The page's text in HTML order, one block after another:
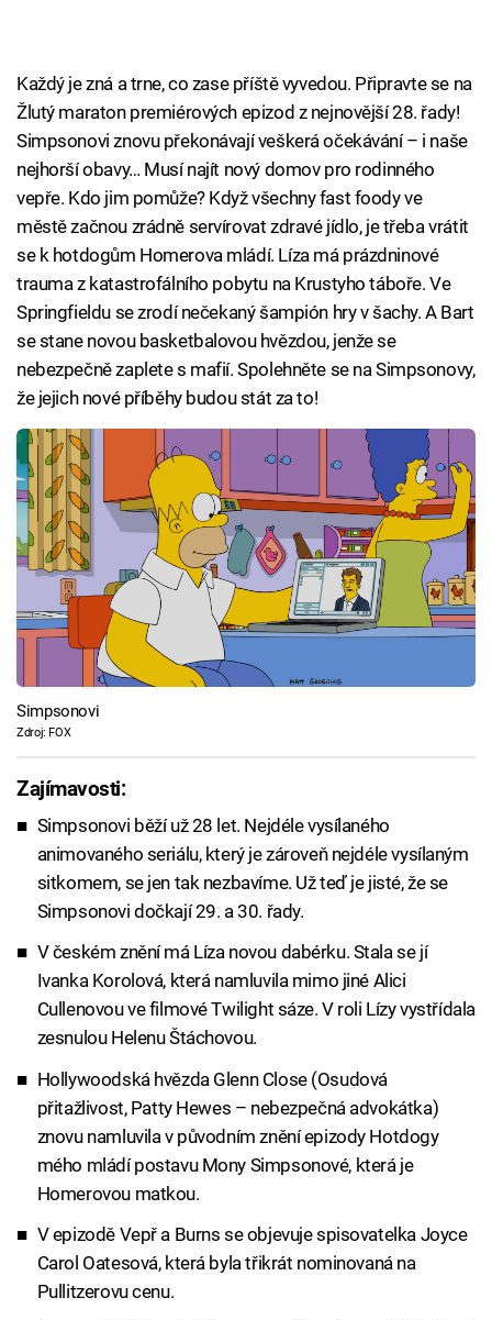
Každý je zná a trne, co zase příště vyvedou. Připravte se na
Žlutý maraton premiérových epizod z nejnovější 28. řady!
Simpsonovi znovu překonávají veškerá očekávání – i naše
nejhorší obavy… Musí najít nový domov pro rodinného
vepře. Kdo jim pomůže? Když všechny fast foody ve
městě začnou zrádně servírovat zdravé jídlo, je třeba vrátit
se k hotdogům Homerova mládí. Líza má prázdninové
trauma z katastrofálního pobytu na Krustyho táboře. Ve
Springfieldu se zrodí nečekaný šampión hry v šachy. A Bart
se stane novou basketbalovou hvězdou, jenže se
nebezpečně zaplete s mafií. Spolehněte se na Simpsonovy,
že jejich nové příběhy budou stát za to!
Simpsonovi
Zdroj: FOX
Zajímavosti:
Simpsonovi běží už 28 let. Nejdéle vysílaného
animovaného seriálu, který je zároveň nejdéle vysílaným
sitkomem, se jen tak nezbavíme. Už teď je jisté, že se
Simpsonovi dočkají 29. a 30. řady.
V českém znění má Líza novou dabérku. Stala se jí
Ivanka Korolová, která namluvila mimo jiné Alici
Cullenovou ve filmové Twilight sáze. V roli Lízy vystřídala
zesnulou Helenu Štáchovou.
Hollywoodská hvězda Glenn Close (Osudová
přitažlivost, Patty Hewes – nebezpečná advokátka)
znovu namluvila v původním znění epizody Hotdogy
mého mládí postavu Mony Simpsonové, která je
Homerovou matkou.
V epizodě Vepř a Burns se objevuje spisovatelka Joyce
Carol Oatesová, která byla třikrát nominovaná na
Pullitzerovu cenu.